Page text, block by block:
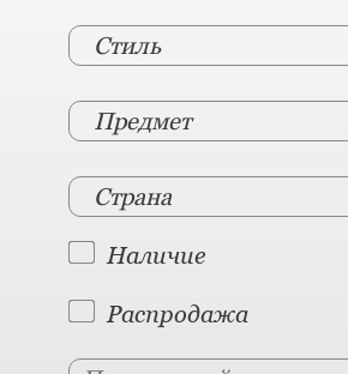
Стиль
Предмет
Страна
Наличие
Распродажа